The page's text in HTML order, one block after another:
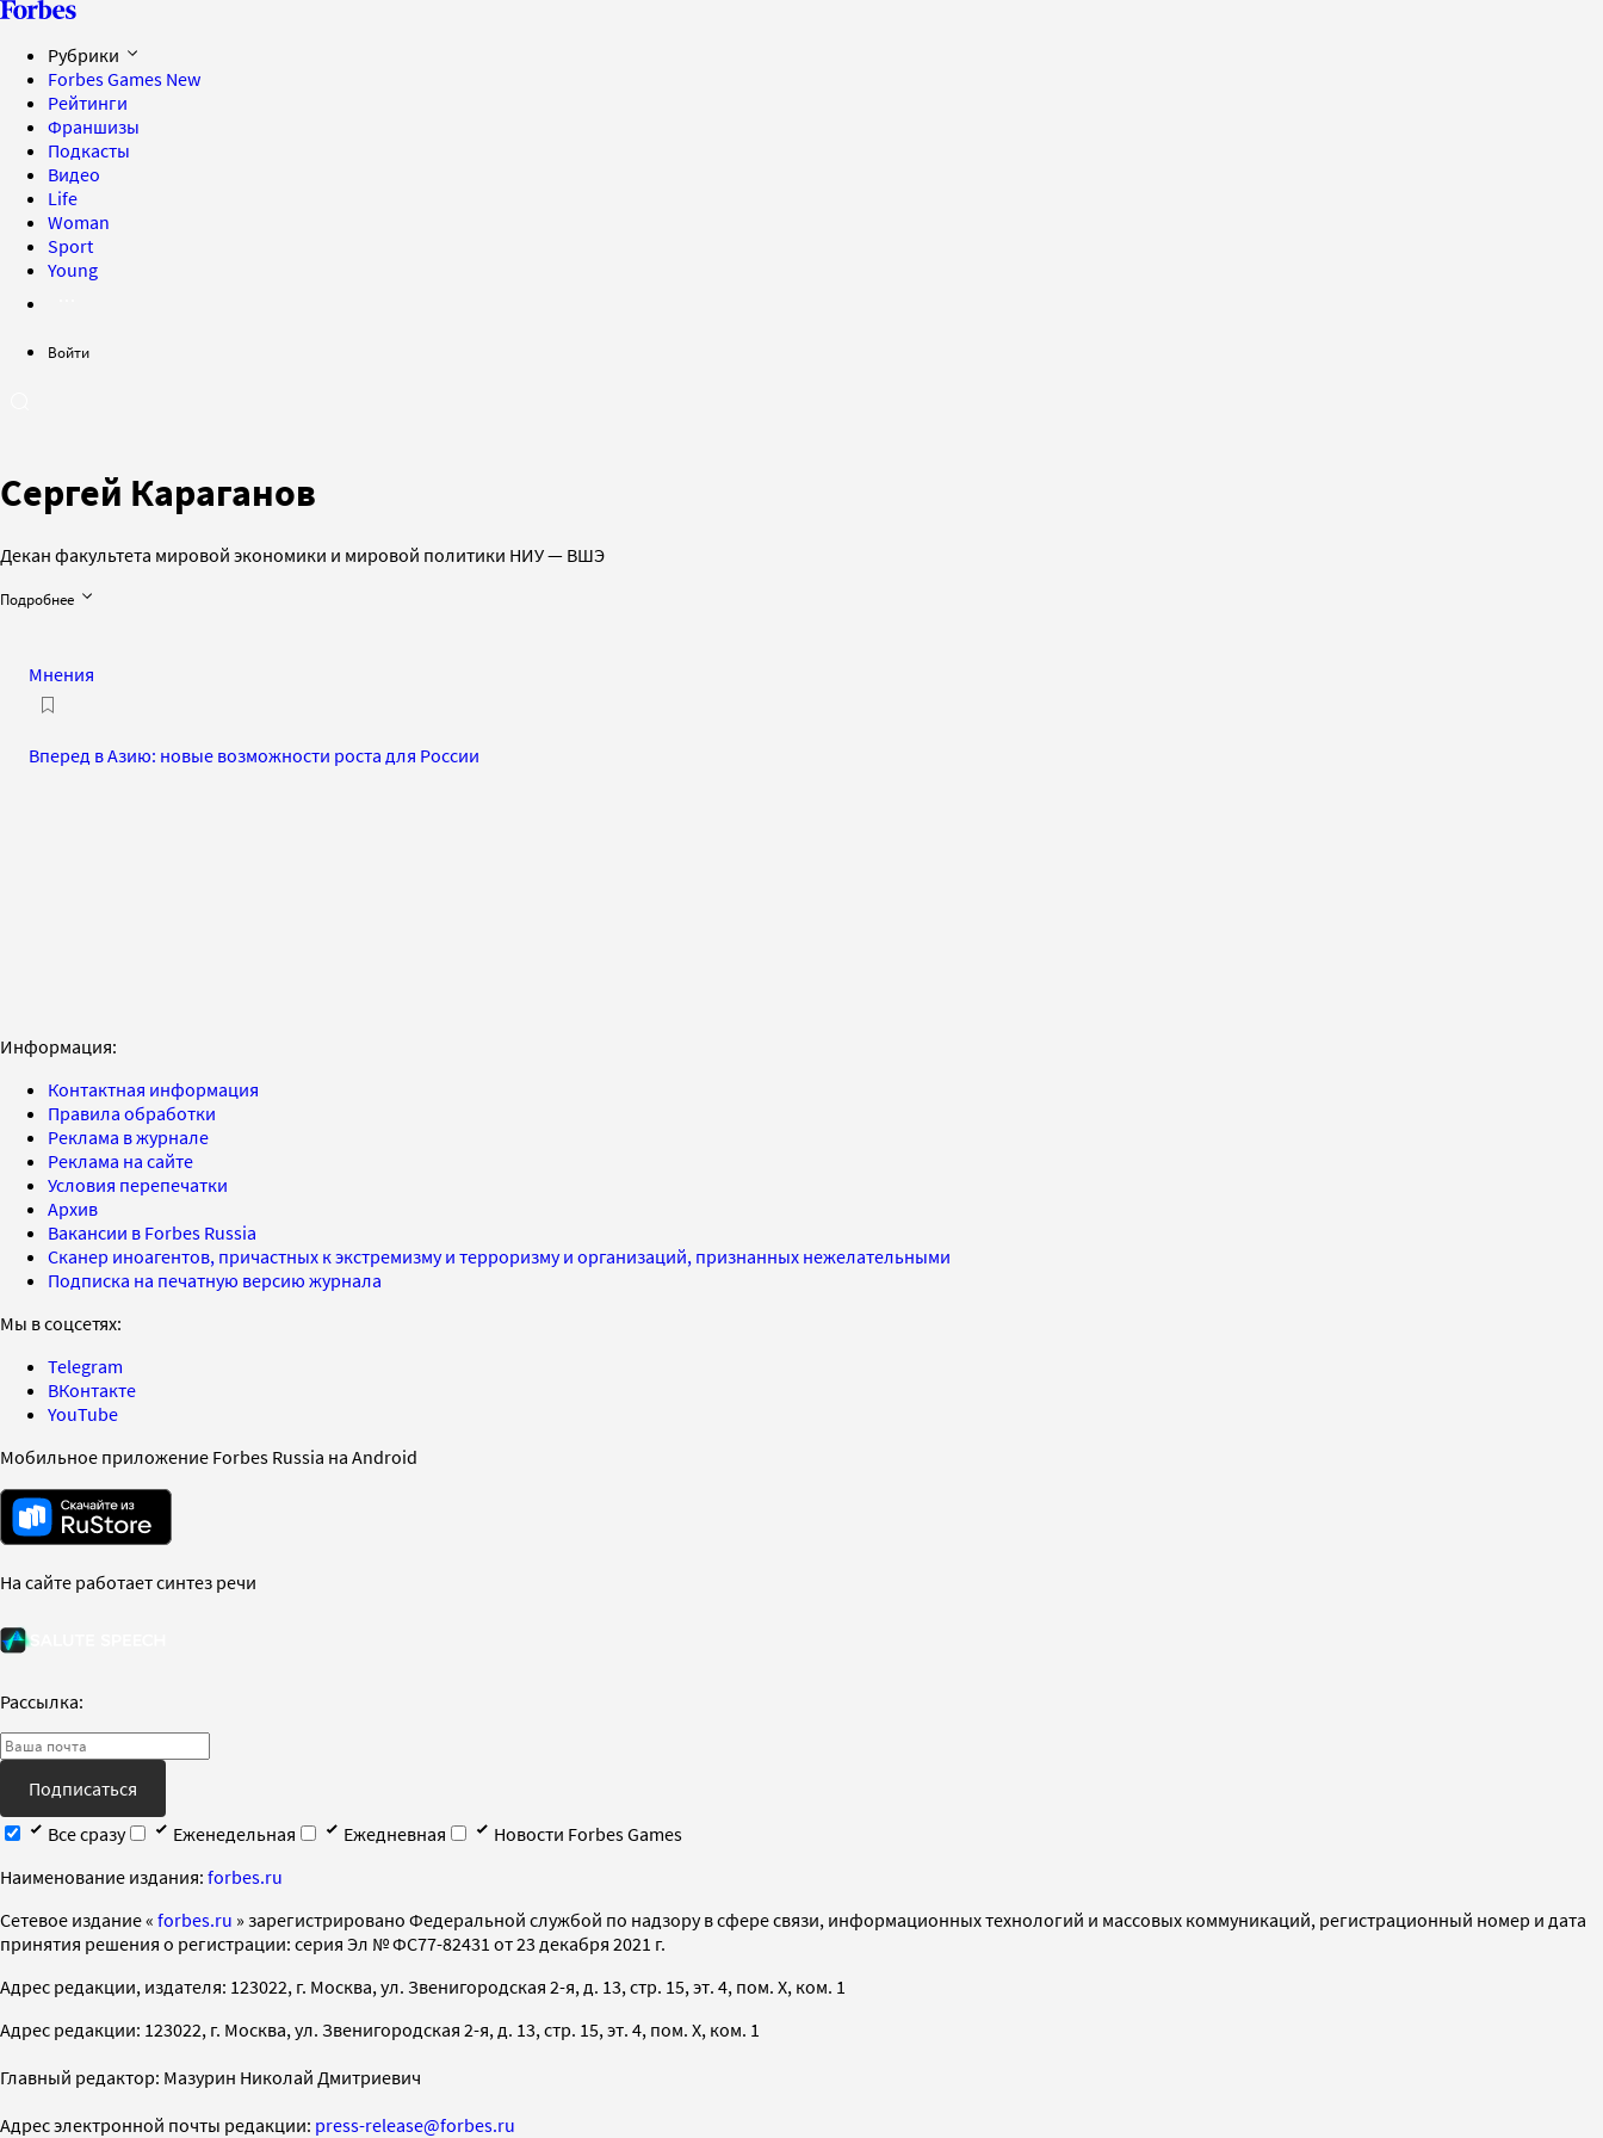
Рубрики
Forbes Games New
Рейтинги
Франшизы
Подкасты
Видео
Life
Woman
Sport
Young
Войти
Сергей Караганов
Декан факультета мировой экономики и мировой политики НИУ — ВШЭ
Подробнее
Мнения
Вперед в Азию: новые возможности роста для России
Информация:
Контактная информация
Правила обработки
Реклама в журнале
Реклама на сайте
Условия перепечатки
Архив
Вакансии в Forbes Russia
Сканер иноагентов, причастных к экстремизму и терроризму и организаций, признанных нежелательными
Подписка на печатную версию журнала
Мы в соцсетях:
Telegram
ВКонтакте
YouTube
Мобильное приложение Forbes Russia на Android
На сайте работает синтез речи
Рассылка:
Подписаться
Все сразу
Еженедельная Ежедневная
Новости Forbes Games
Наименование издания: forbes.ru
Cетевое издание « forbes.ru » зарегистрировано Федеральной службой по надзору в сфере связи, информационных технологий и массовых коммуникаций, регистрационный номер и дата
принятия решения о регистрации: серия Эл № ФС77-82431 от 23 декабря 2021 г.
Адрес редакции, издателя: 123022, г. Москва, ул. Звенигородская 2-я, д. 13, стр. 15, эт. 4, пом. X, ком. 1
Адрес редакции: 123022, г. Москва, ул. Звенигородская 2-я, д. 13, стр. 15, эт. 4, пом. X, ком. 1
Главный редактор: Мазурин Николай Дмитриевич
Адрес электронной почты редакции: press-release@forbes.ru